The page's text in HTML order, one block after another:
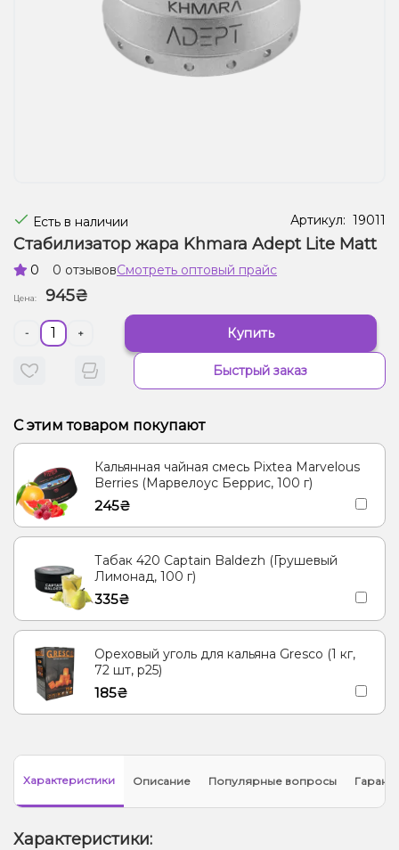
Жидкости для электронных сигарет
Подарочные наборы
Есть в наличии Артикул: 19011
Стабилизатор жара Khmara Adept Lite Matt
0 0 отзывовСмотреть оптовый прайс
Цена: 945₴
- + Купить
Быстрый заказ
С этим товаром покупают
Кальянная чайная смесь Pixtea Marvelous
Berries (Марвелоус Беррис, 100 г)
245₴
Табак 420 Captain Baldezh (Грушевый
Лимонад, 100 г)
335₴
Ореховый уголь для кальяна Gresco (1 кг,
72 шт, р25)
185₴
Характеристики Описание Популярные вопросы
Характеристики: